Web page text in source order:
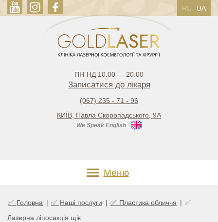
RU UA
ПН-НД 10.00 — 20.00
Записатися до лікаря
(067) 235 - 71 - 96
КИЇВ, Павла Скоропадського, 9А
We Speak English
Меню
✅ Головна | ✅ Наші послуги | ✅ Пластика обличчя | ✅
Лазерна ліпосакція щік